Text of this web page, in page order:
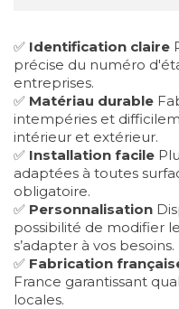
✅ Identification claire
précise du numéro
entreprises.
✅ Matériau durable
intempéries et
intérieur et extérieur.
✅ Installation facile
adaptées à toutes
obligatoire.
✅ Personnalisation
possibilité de modifier
s’adapter à vos besoins.
✅ Fabrication
France garantissant
locales.